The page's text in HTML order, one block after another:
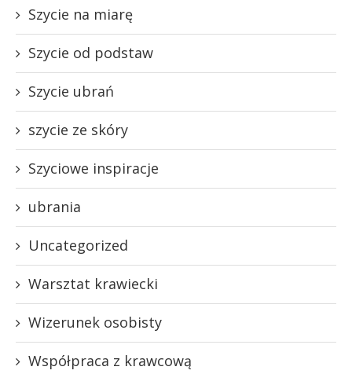
Szycie na miarę
Szycie od podstaw
Szycie ubrań
szycie ze skóry
Szyciowe inspiracje
ubrania
Uncategorized
Warsztat krawiecki
Wizerunek osobisty
Współpraca z krawcową